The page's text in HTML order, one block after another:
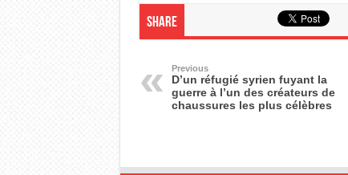
b
o
d
o
ar
Share
Previous
D’un réfugié syrien fuyant la
guerre à l’un des créateurs de
chaussures les plus célèbres